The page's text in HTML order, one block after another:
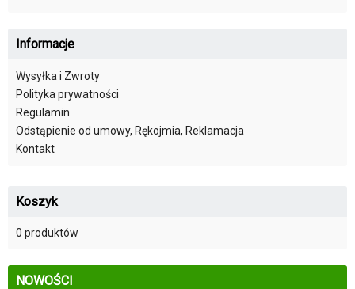
Informacje
Wysyłka i Zwroty
Polityka prywatności
Regulamin
Odstąpienie od umowy, Rękojmia, Reklamacja
Kontakt
Koszyk
0 produktów
NOWOŚCI